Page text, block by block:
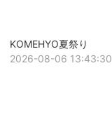
KOMEHYO夏祭り
2026-08-06 13:43:30